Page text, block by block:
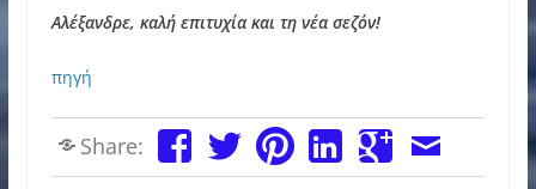
Αλέξανδρε, καλή επιτυχία και τη νέα σεζόν!
πηγή
Share: